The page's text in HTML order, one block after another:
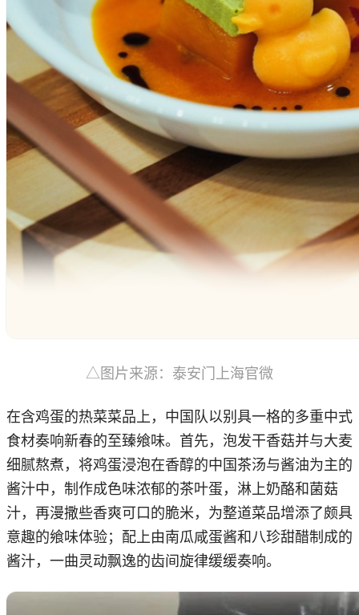
△图片来源：泰安门上海官微
在含鸡蛋的热菜菜品上，中国队以别具一格的多重中式
食材奏响新春的至臻飨味。首先，泡发干香菇并与大麦
细腻熬煮，将鸡蛋浸泡在香醇的中国茶汤与酱油为主的
酱汁中，制作成色味浓郁的茶叶蛋，淋上奶酪和菌菇
汁，再漫撒些香爽可口的脆米，为整道菜品增添了颇具
意趣的飨味体验；配上由南瓜咸蛋酱和八珍甜醋制成的
酱汁，一曲灵动飘逸的齿间旋律缓缓奏响。